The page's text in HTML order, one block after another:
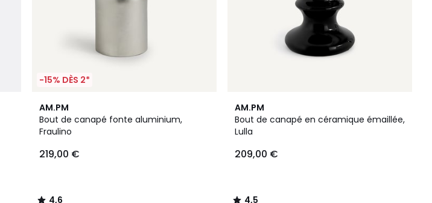
-15% DÈS 2*
AM.PM
Bout de canapé fonte aluminium,
Fraulino
219,00 €
4,6
/ 5
4,6
AM.PM
Bout de canapé en céramique émaillée,
Lulla
209,00 €
4,5
/ 5
4,5